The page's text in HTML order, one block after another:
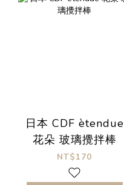
日本 CDF ètendue
花朵 玻璃攪拌棒
NT$170